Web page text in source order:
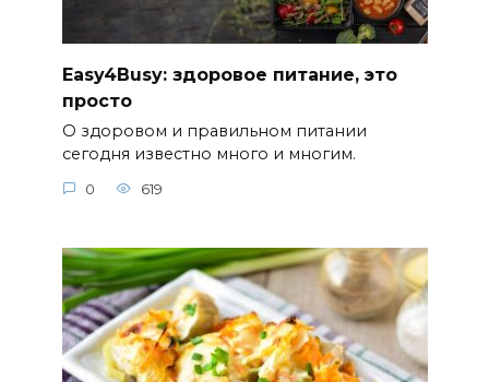
Easy4Busy: здоровое питание, это
просто
О здоровом и правильном питании
сегодня известно много и многим.
0 619